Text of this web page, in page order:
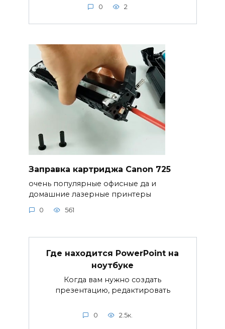
0 2
Заправка картриджа Canon 725
очень популярные офисные да и
домашние лазерные принтеры
0 561
Где находится PowerPoint на
ноутбуке
Когда вам нужно создать
презентацию, редактировать
0 2.5к.